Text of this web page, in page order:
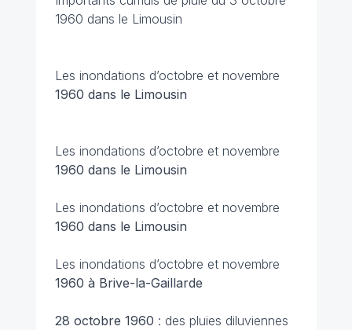
1960 dans le Limousin
Les inondations d’octobre et novembre
1960 dans le Limousin
Les inondations d’octobre et novembre
1960 dans le Limousin
Les inondations d’octobre et novembre
1960 dans le Limousin
Les inondations d’octobre et novembre
1960 à Brive-la-Gaillarde
28 octobre 1960 : des pluies diluviennes